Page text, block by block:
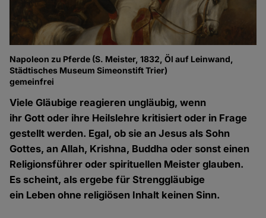
Napoleon zu Pferde (S. Meister, 1832, Öl auf Leinwand,
Städtisches Museum Simeonstift Trier)
gemeinfrei
Viele Gläubige reagieren ungläubig, wenn
ihr Gott oder ihre Heilslehre kritisiert oder in Frage
gestellt werden. Egal, ob sie an Jesus als Sohn
Gottes, an Allah, Krishna, Buddha oder sonst einen
Religionsführer oder spirituellen Meister glauben.
Es scheint, als ergebe für Strenggläubige
ein Leben ohne religiösen Inhalt keinen Sinn.